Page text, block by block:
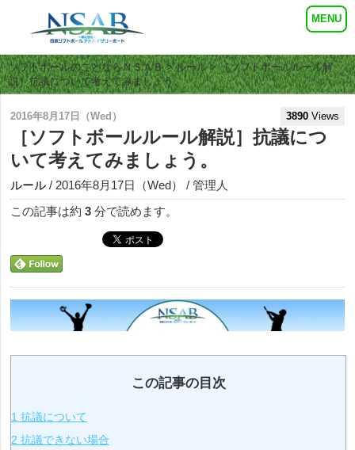
ソフトボールのことならＮＳＡＢ>ルール> ［ソフトボールルール解
説］抗議について考えてみましょう。
2016年8月17日（Wed） 3890 Views
［ソフトボールルール解説］抗議につ
いて考えてみましょう。
ルール / 2016年8月17日（Wed） / 管理人
この記事は約 3 分で読めます。
この記事の目次
1 抗議について
2 抗議できない場合